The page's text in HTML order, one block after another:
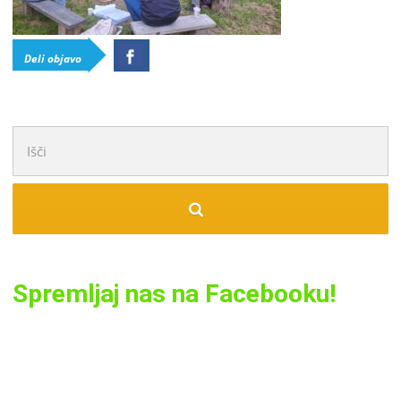
Deli objavo
Spremljaj nas na Facebooku!